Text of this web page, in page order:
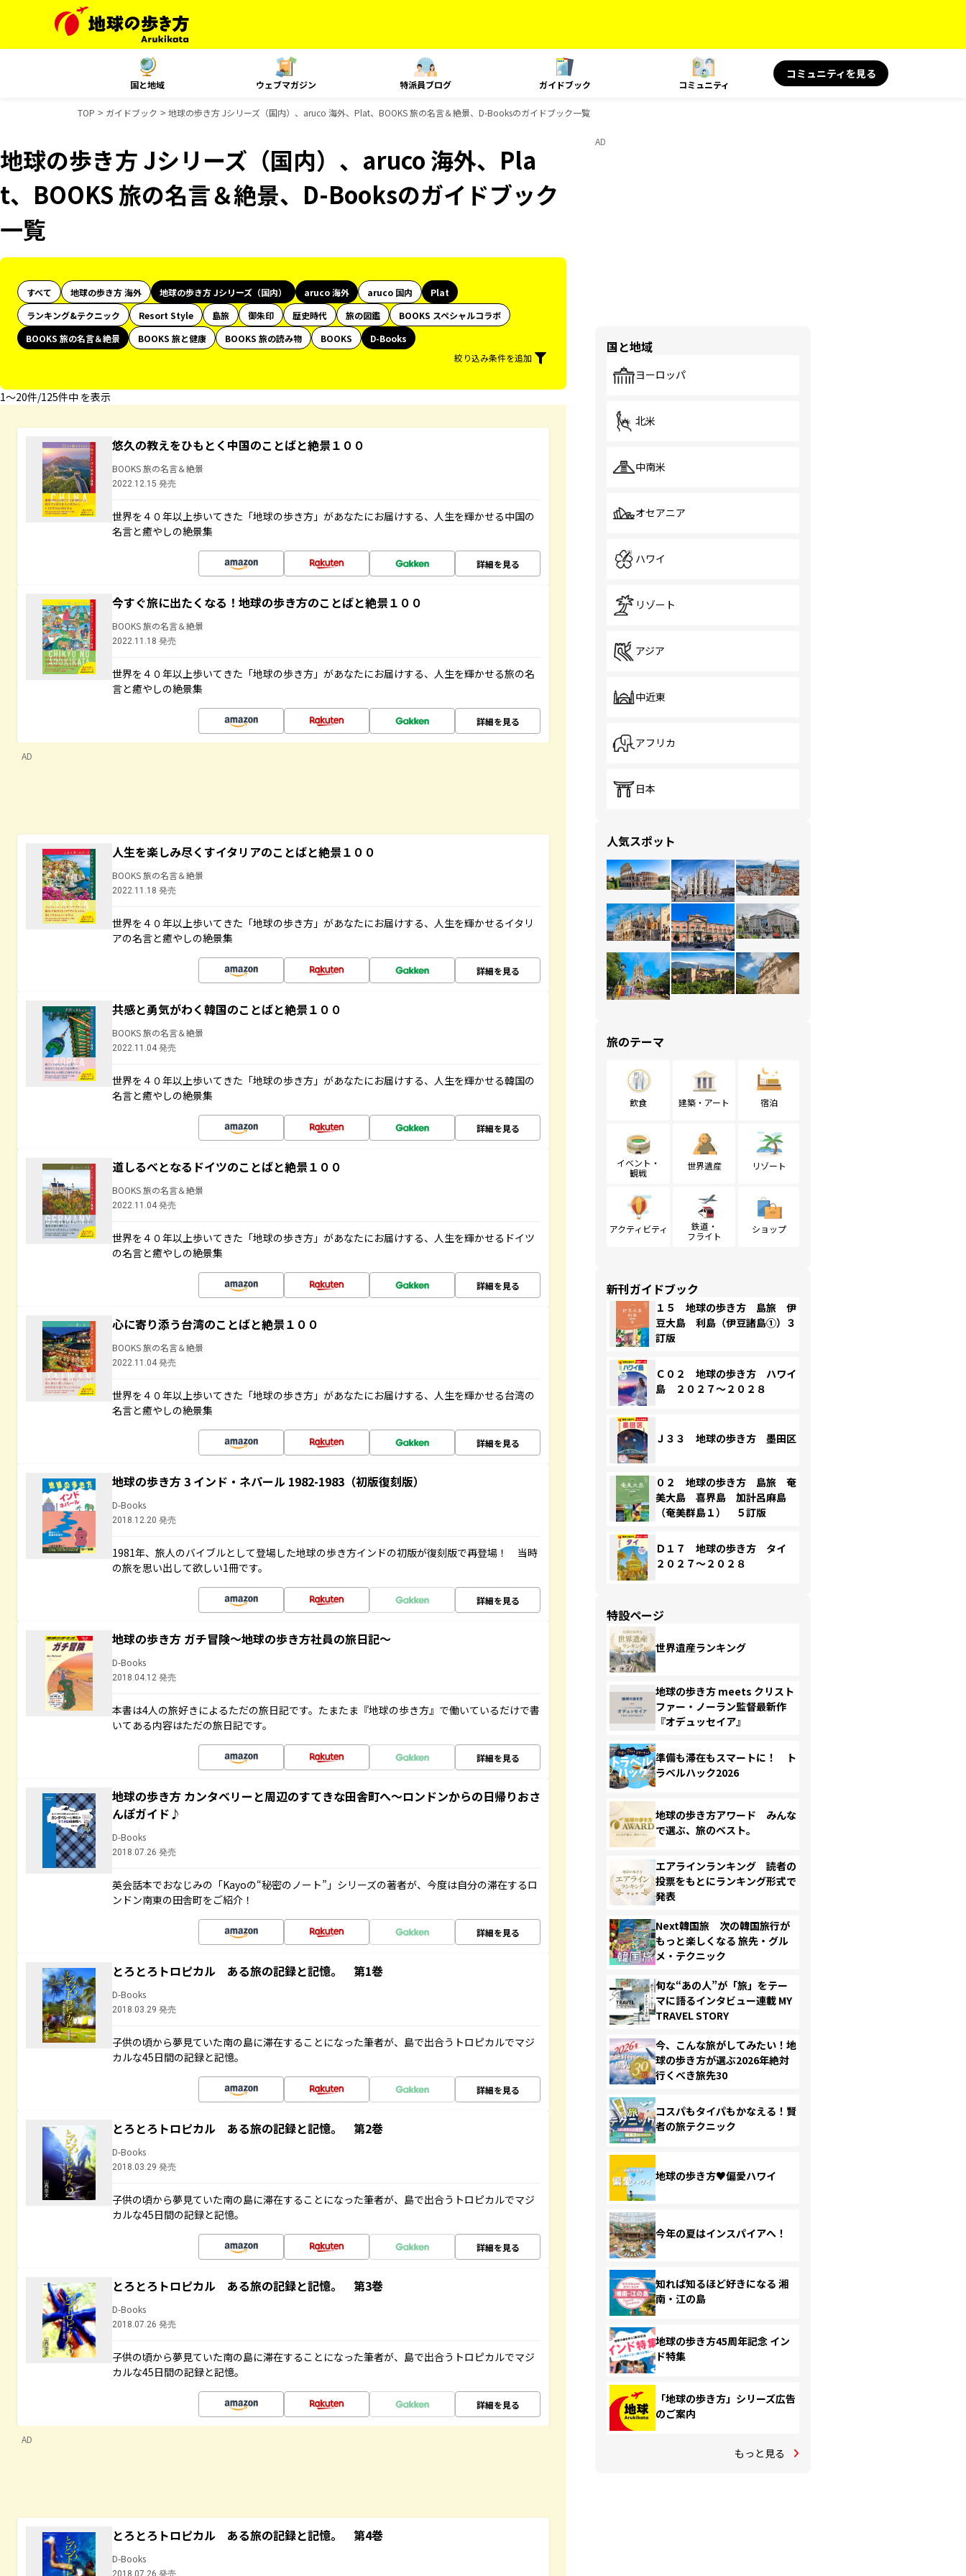
国と地域 ウェブマガジン 特派員ブログ ガイドブック コミュニティ
コミュニティを見る
TOP ガイドブック 地球の歩き方 Jシリーズ（国内）、aruco 海外、Plat、BOOKS 旅の名言＆絶景、D-Booksのガイドブック一覧
地球の歩き方 Jシリーズ（国内）、aruco 海外、Pla
t、BOOKS 旅の名言＆絶景、D-Booksのガイドブック
一覧
すべて 地球の歩き方 海外 地球の歩き方 Jシリーズ（国内） aruco 海外 aruco 国内
Plat
ランキング&テクニック
Resort Style 島旅 御朱印 歴史時代 旅の図鑑
BOOKS スペシャルコラボ
BOOKS 旅の名言＆絶景
BOOKS 旅と健康 BOOKS 旅の読み物 BOOKS
D-Books
絞り込み条件を追加
1〜20件/125件中 を表示
悠久の教えをひもとく中国のことばと絶景１００
BOOKS 旅の名言＆絶景
2022.12.15 発売
世界を４０年以上歩いてきた「地球の歩き方」があなたにお届けする、人生を輝かせる中国の
名言と癒やしの絶景集
詳細を見る
今すぐ旅に出たくなる！地球の歩き方のことばと絶景１００
BOOKS 旅の名言＆絶景
2022.11.18 発売
世界を４０年以上歩いてきた「地球の歩き方」があなたにお届けする、人生を輝かせる旅の名
言と癒やしの絶景集
詳細を見る
AD
人生を楽しみ尽くすイタリアのことばと絶景１００
BOOKS 旅の名言＆絶景
2022.11.18 発売
世界を４０年以上歩いてきた「地球の歩き方」があなたにお届けする、人生を輝かせるイタリ
アの名言と癒やしの絶景集
詳細を見る
共感と勇気がわく韓国のことばと絶景１００
BOOKS 旅の名言＆絶景
2022.11.04 発売
世界を４０年以上歩いてきた「地球の歩き方」があなたにお届けする、人生を輝かせる韓国の
名言と癒やしの絶景集
詳細を見る
道しるべとなるドイツのことばと絶景１００
BOOKS 旅の名言＆絶景
2022.11.04 発売
世界を４０年以上歩いてきた「地球の歩き方」があなたにお届けする、人生を輝かせるドイツ
の名言と癒やしの絶景集
詳細を見る
心に寄り添う台湾のことばと絶景１００
BOOKS 旅の名言＆絶景
2022.11.04 発売
世界を４０年以上歩いてきた「地球の歩き方」があなたにお届けする、人生を輝かせる台湾の
名言と癒やしの絶景集
詳細を見る
地球の歩き方 3 インド・ネパール 1982-1983（初版復刻版）
D-Books
2018.12.20 発売
1981年、旅人のバイブルとして登場した地球の歩き方インドの初版が復刻版で再登場！ 当時
の旅を思い出して欲しい1冊です。
詳細を見る
地球の歩き方 ガチ冒険～地球の歩き方社員の旅日記～
D-Books
2018.04.12 発売
本書は4人の旅好きによるただの旅日記です。たまたま『地球の歩き方』で働いているだけで書
いてある内容はただの旅日記です。
詳細を見る
地球の歩き方 カンタベリーと周辺のすてきな田舎町へ～ロンドンからの日帰りおさ
んぽガイド♪
D-Books
2018.07.26 発売
英会話本でおなじみの「Kayoの“秘密のノート”」シリーズの著者が、今度は自分の滞在するロ
ンドン南東の田舎町をご紹介！
詳細を見る
とろとろトロピカル ある旅の記録と記憶。 第1巻
D-Books
2018.03.29 発売
子供の頃から夢見ていた南の島に滞在することになった筆者が、島で出合うトロピカルでマジ
カルな45日間の記録と記憶。
詳細を見る
とろとろトロピカル ある旅の記録と記憶。 第2巻
D-Books
2018.03.29 発売
子供の頃から夢見ていた南の島に滞在することになった筆者が、島で出合うトロピカルでマジ
カルな45日間の記録と記憶。
詳細を見る
とろとろトロピカル ある旅の記録と記憶。 第3巻
D-Books
2018.07.26 発売
子供の頃から夢見ていた南の島に滞在することになった筆者が、島で出合うトロピカルでマジ
カルな45日間の記録と記憶。
詳細を見る
AD
とろとろトロピカル ある旅の記録と記憶。 第4巻
D-Books
2018.07.26 発売
AD
国と地域
ヨーロッパ
北米
中南米
オセアニア
ハワイ
リゾート
アジア
中近東
アフリカ
日本
人気スポット
旅のテーマ
飲食 建築・アート 宿泊
イベント・
観戦
世界遺産 リゾート
アクティビティ
鉄道・
フライト
ショップ
新刊ガイドブック
１５ 地球の歩き方 島旅 伊
豆大島 利島（伊豆諸島①）３
訂版
Ｃ０２ 地球の歩き方 ハワイ
島 ２０２７～２０２８
Ｊ３３ 地球の歩き方 墨田区
０２ 地球の歩き方 島旅 奄
美大島 喜界島 加計呂麻島
（奄美群島１） ５訂版
Ｄ１７ 地球の歩き方 タイ
２０２７～２０２８
特設ページ
世界遺産ランキング
地球の歩き方 meets クリスト
ファー・ノーラン監督最新作
『オデュッセイア』
準備も滞在もスマートに！ ト
ラベルハック2026
地球の歩き方アワード みんな
で選ぶ、旅のベスト。
エアラインランキング 読者の
投票をもとにランキング形式で
発表
Next韓国旅 次の韓国旅行が
もっと楽しくなる 旅先・グル
メ・テクニック
旬な“あの人”が「旅」をテー
マに語るインタビュー連載 MY
TRAVEL STORY
今、こんな旅がしてみたい！地
球の歩き方が選ぶ2026年絶対
行くべき旅先30
コスパもタイパもかなえる！賢
者の旅テクニック
地球の歩き方♥偏愛ハワイ
今年の夏はインスパイアへ！
知れば知るほど好きになる 湘
南・江の島
地球の歩き方45周年記念 イン
ド特集
「地球の歩き方」シリーズ広告
のご案内
もっと見る